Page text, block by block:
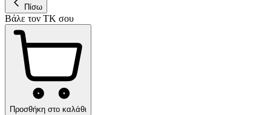
Πίσω
Βάλε τον ΤΚ σου
Προσθήκη στο καλάθι